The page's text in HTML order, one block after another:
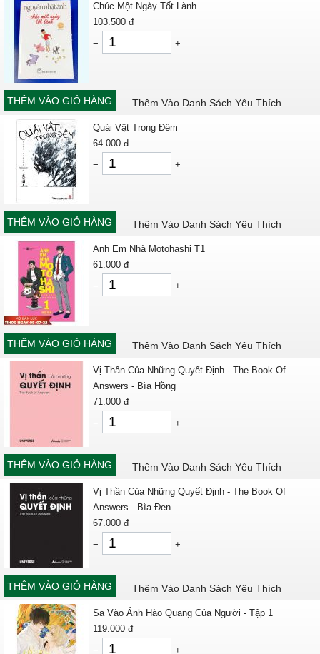
Chúc Một Ngày Tốt Lành
103.500 đ
−
+
THÊM VÀO GIỎ HÀNG Thêm Vào Danh Sách Yêu Thích
Quái Vật Trong Đêm
64.000 đ
−
+
THÊM VÀO GIỎ HÀNG Thêm Vào Danh Sách Yêu Thích
Anh Em Nhà Motohashi T1
61.000 đ
−
+
THÊM VÀO GIỎ HÀNG Thêm Vào Danh Sách Yêu Thích
Vị Thần Của Những Quyết Định - The Book Of
Answers - Bìa Hồng
71.000 đ
−
+
THÊM VÀO GIỎ HÀNG Thêm Vào Danh Sách Yêu Thích
Vị Thần Của Những Quyết Định - The Book Of
Answers - Bìa Đen
67.000 đ
−
+
THÊM VÀO GIỎ HÀNG Thêm Vào Danh Sách Yêu Thích
Sa Vào Ánh Hào Quang Của Người - Tập 1
119.000 đ
−
+